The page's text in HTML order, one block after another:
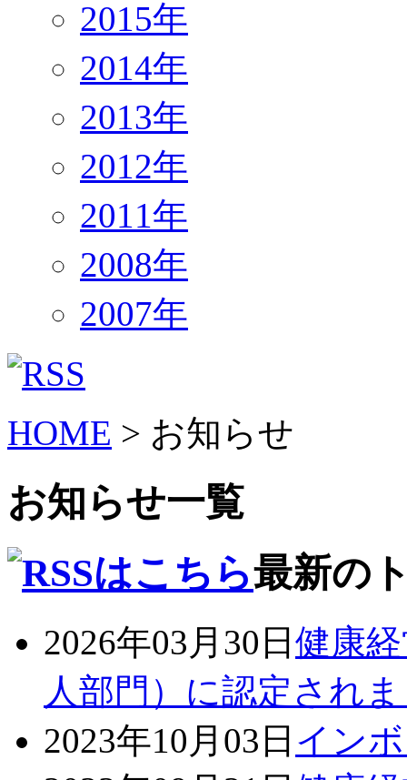
2015年
2014年
2013年
2012年
2011年
2008年
2007年
HOME > お知らせ
お知らせ一覧
最新の
2026年03月30日 健康
人部門）に認定され
2023年10月03日 イン